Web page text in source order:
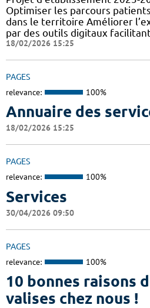
Optimiser les parcours
dans le territoire Améliorer
par des outils digitaux
18/02/2026 15:25
PAGES
relevance: 100%
Annuaire des
18/02/2026 15:25
PAGES
relevance: 100%
Services
30/04/2026 09:50
PAGES
relevance: 100%
10 bonnes raisons
valises chez nous !